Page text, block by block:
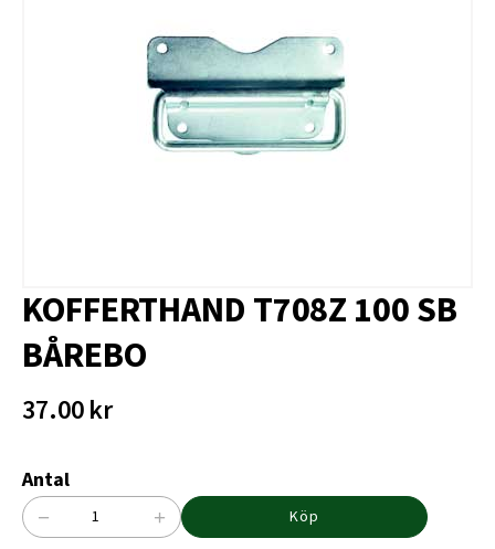
KOFFERTHAND T708Z 100 SB
BÅREBO
37.00kr
Antal
KOFFERTHAND
− + Köp